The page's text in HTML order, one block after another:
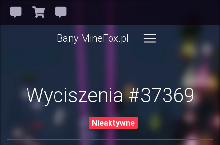
Bany MineFox.pl
Wyciszenia #37369
Nieaktywne